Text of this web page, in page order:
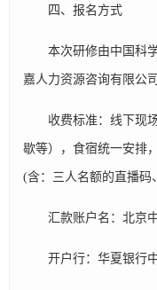
四、报名方式
本次研修由中国科学
嘉人力资源咨询有限公
收费标准：线下现场
歇等），食宿统一安排
(含：三人名额的直播码
汇款账户名：北京中
开户行：华夏银行